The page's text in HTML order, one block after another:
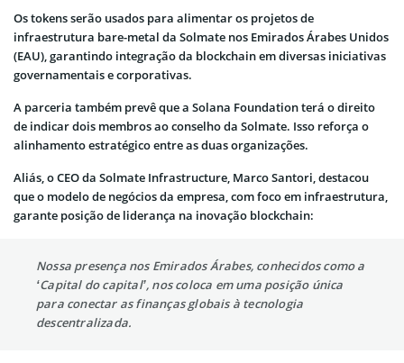
Os tokens serão usados para alimentar os projetos de
infraestrutura bare-metal da Solmate nos Emirados Árabes Unidos
(EAU), garantindo integração da blockchain em diversas iniciativas
governamentais e corporativas.
A parceria também prevê que a Solana Foundation terá o direito
de indicar dois membros ao conselho da Solmate. Isso reforça o
alinhamento estratégico entre as duas organizações.
Aliás, o CEO da Solmate Infrastructure, Marco Santori, destacou
que o modelo de negócios da empresa, com foco em infraestrutura,
garante posição de liderança na inovação blockchain:
Nossa presença nos Emirados Árabes, conhecidos como a
‘Capital do capital’, nos coloca em uma posição única
para conectar as finanças globais à tecnologia
descentralizada.